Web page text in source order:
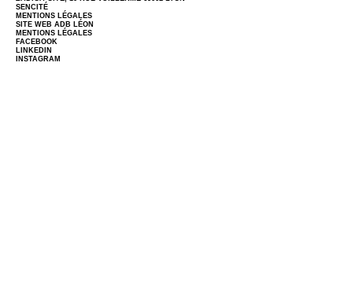
SENCITÉ
MENTIONS LÉGALES
SITE WEBADB LÉON
MENTIONS LÉGALES
FACEBOOK
LINKEDIN
INSTAGRAM